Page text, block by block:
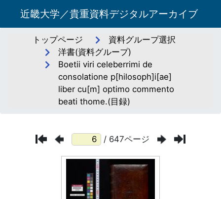
近畿大学／貴重資料デジタルアーカイブ
トップページ
資料グループ選択
洋書(資料グループ)
Boetii viri celeberrimi de
consolatione p[hilosoph]i[ae]
liber cu[m] optimo commento
beati thome.(目録)
/ 647ページ